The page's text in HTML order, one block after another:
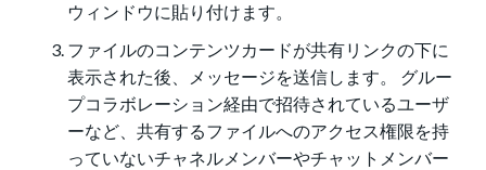
ウィンドウに貼り付けます。
ファイルのコンテンツカードが共有リンクの下に
表示された後、メッセージを送信します。 グルー
プコラボレーション経由で招待されているユーザ
ーなど、共有するファイルへのアクセス権限を持
っていないチャネルメンバーやチャットメンバー